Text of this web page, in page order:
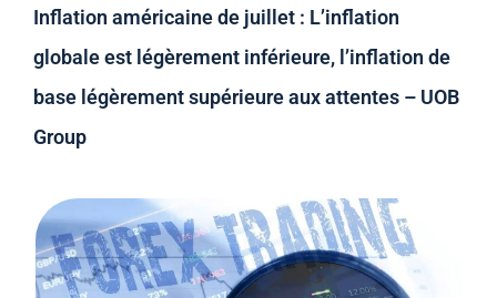
Inflation américaine de juillet : L’inflation
globale est légèrement inférieure, l’inflation de
base légèrement supérieure aux attentes – UOB
Group